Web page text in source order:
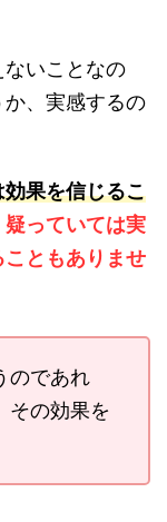
いことなの
、実感するの
果を信じるこ
疑っていては実
ともありませ
のであれ
その効果を